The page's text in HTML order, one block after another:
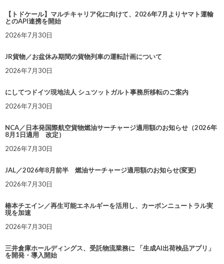
【トドケール】マルチキャリア化に向けて、2026年7月よりヤマト運輸
とのAPI連携を開始
2026年7月30日
JR貨物／お盆休み期間の貨物列車の運転計画について
2026年7月30日
にしてつドイツ現地法人 シュツットガルト事務所移転のご案内
2026年7月30日
NCA／日本発国際航空貨物燃油サーチャージ適用額のお知らせ（2026年
8月1日適用 改定）
2026年7月30日
JAL／2026年8月前半 燃油サーチャージ適用額のお知らせ(変更)
2026年7月30日
椿本チエイン／再生可能エネルギーを活用し、カーボンニュートラル実
現を加速
2026年7月30日
三井倉庫ホールディングス、受託物流業務に 「生成AI出荷検品アプリ」
を開発・導入開始